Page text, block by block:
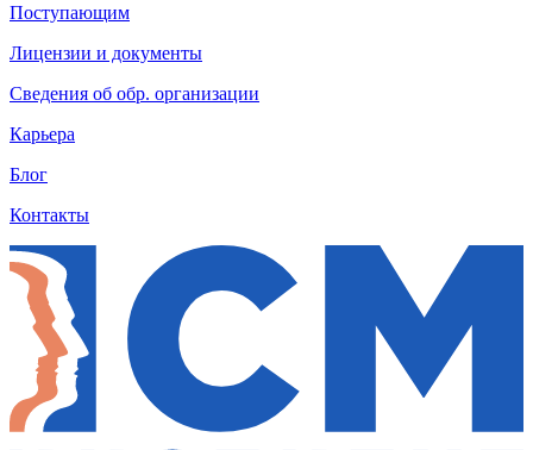
Поступающим
Лицензии и документы
Сведения об обр. организации
Карьера
Блог
Контакты